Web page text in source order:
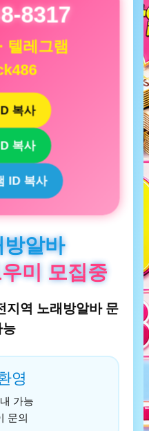
8317
텔레그램
복사
복사
ID 복사
알바
미 모집중
지역 노래방알바 문
능
영
가능
문의